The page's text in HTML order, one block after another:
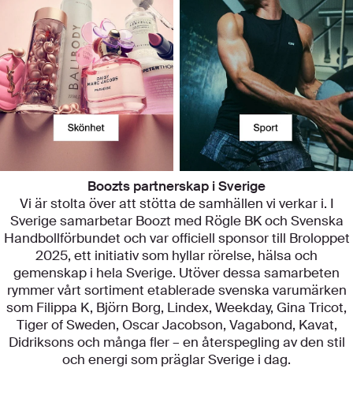
Boozts partnerskap i Sverige
Vi är stolta över att stötta de samhällen vi verkar i. I
Sverige samarbetar Boozt med Rögle BK och Svenska
Handbollförbundet och var officiell sponsor till Broloppet
2025, ett initiativ som hyllar rörelse, hälsa och
gemenskap i hela Sverige. Utöver dessa samarbeten
rymmer vårt sortiment etablerade svenska varumärken
som Filippa K, Björn Borg, Lindex, Weekday, Gina Tricot,
Tiger of Sweden, Oscar Jacobson, Vagabond, Kavat,
Didriksons och många fler – en återspegling av den stil
och energi som präglar Sverige i dag.